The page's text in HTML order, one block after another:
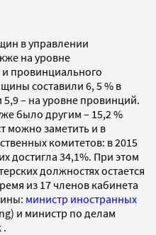
в управлении
на уровне
провинциального
составили 6, 5 % в
– на уровне провинций.
было другим – 15,2 %
можно заметить и в
комитетов: в 2015
достигла 34,1%. При этом
должностях остается
из 17 членов кабинета
министр иностранных
и министр по делам
.